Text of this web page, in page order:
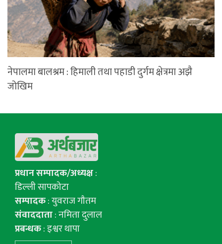
नेपालमा बालश्रम : हिमाली तथा पहाडी दुर्गम क्षेत्रमा अझै
जोखिम
प्रधान सम्पादक/अध्यक्ष:
डिल्ली सापकोटा
सम्पादक: युवराज गाैतम
संवाददाता: नमिता दुलाल
प्रबन्धक: इश्वर थापा